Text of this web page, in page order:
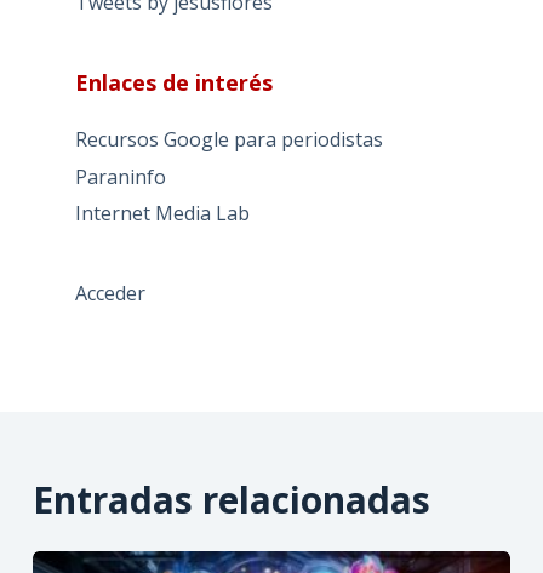
Enlaces de interés
Recursos Google para periodistas
Paraninfo
Internet Media Lab
Acceder
Entradas relacionadas